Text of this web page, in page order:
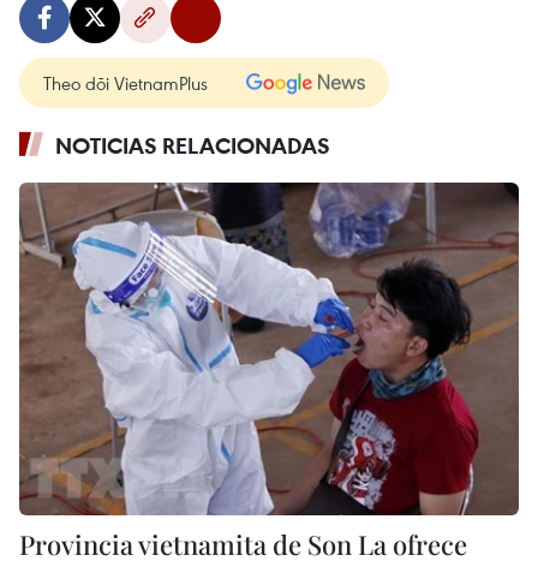
Theo dõi VietnamPlus
NOTICIAS RELACIONADAS
Provincia vietnamita de Son La ofrece